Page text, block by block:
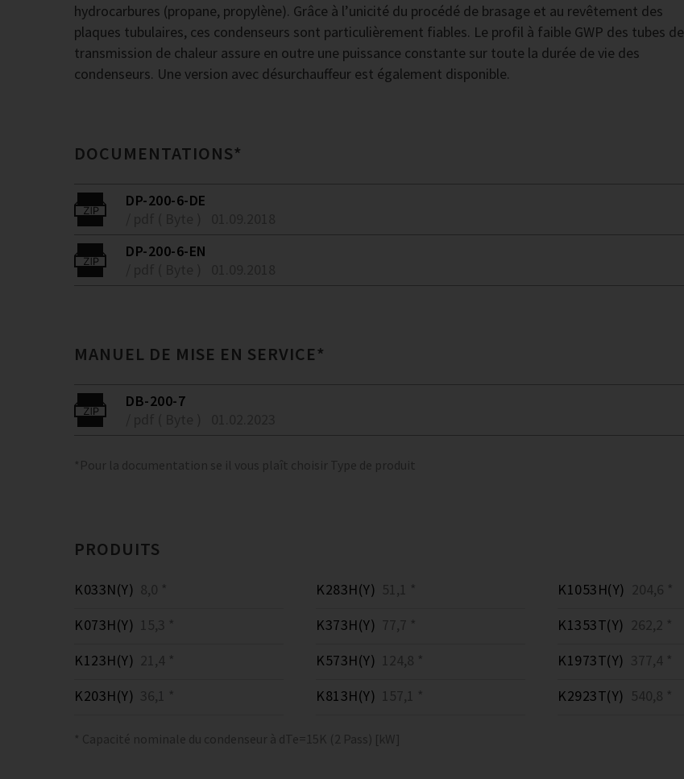
hydrocarbures (propane, propylène). Grâce à l’unicité du procédé de brasage et au revêtement des
plaques tubulaires, ces condenseurs sont particulièrement fiables. Le profil à faible GWP des tubes de
transmission de chaleur assure en outre une puissance constante sur toute la durée de vie des
condenseurs. Une version avec désurchauffeur est également disponible.
DOCUMENTATIONS*
DP-200-6-DE
DP-200-6-EN
MANUEL DE MISE EN SERVICE*
DB-200-7
*Pour la documentation se il vous plaît choisir Type de produit
PRODUITS
K033N(Y) 8,0 *
K073H(Y) 15,3 *
K123H(Y) 21,4 *
K203H(Y) 36,1 *
K283H(Y) 51,1 *
K373H(Y) 77,7 *
K573H(Y) 124,8 *
K813H(Y) 157,1 *
K1053H(Y) 204,6 *
K1353T(Y) 262,2 *
K1973T(Y) 377,4 *
K2923T(Y) 540,8 *
* Capacité nominale du condenseur à dTe=15K (2 Pass) [kW]